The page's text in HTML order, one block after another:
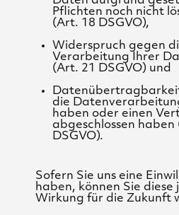
Pflichten noch nicht
(Art. 18 DSGVO),
Widerspruch gegen
Verarbeitung Ihrer
(Art. 21 DSGVO) und
die
haben oder einen
abgeschlossen haben
DSGVO).
Sofern Sie uns eine
haben, können Sie
Wirkung für die Zukunft